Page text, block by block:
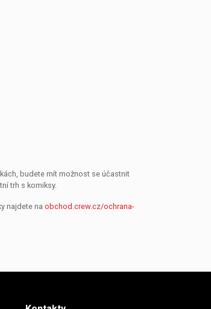
budete mít možnost se účastnit
trh s komiksy.
najdete na obchod.crew.cz/ochrana-